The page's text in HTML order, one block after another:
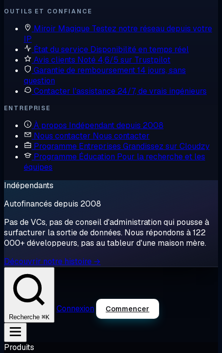
OUTILS ET CONFIANCE
Miroir Magique Testez notre réseau depuis votre
IP
État du service Disponibilité en temps réel
Avis clients Noté 4,6/5 sur Trustpilot
Garantie de remboursement14 jours, sans
question
Contacter l'assistance 24/7, de vrais ingénieurs
ENTREPRISE
À propos Indépendant depuis 2008
Nous contacter Nous contacter
Programme Entreprises Grandissez sur Cloudzy
Programme Éducation Pour la recherche et les
équipes
Indépendants
Autofinancés depuis 2008
Pas de VCs, pas de conseil d'administration qui pousse à
surfacturer la sortie de données. Nous répondons à 122
000+ développeurs, pas au tableur d'une maison mère.
Découvrir notre histoire →
Recherche ⌘K
Connexion Commencer
Produits